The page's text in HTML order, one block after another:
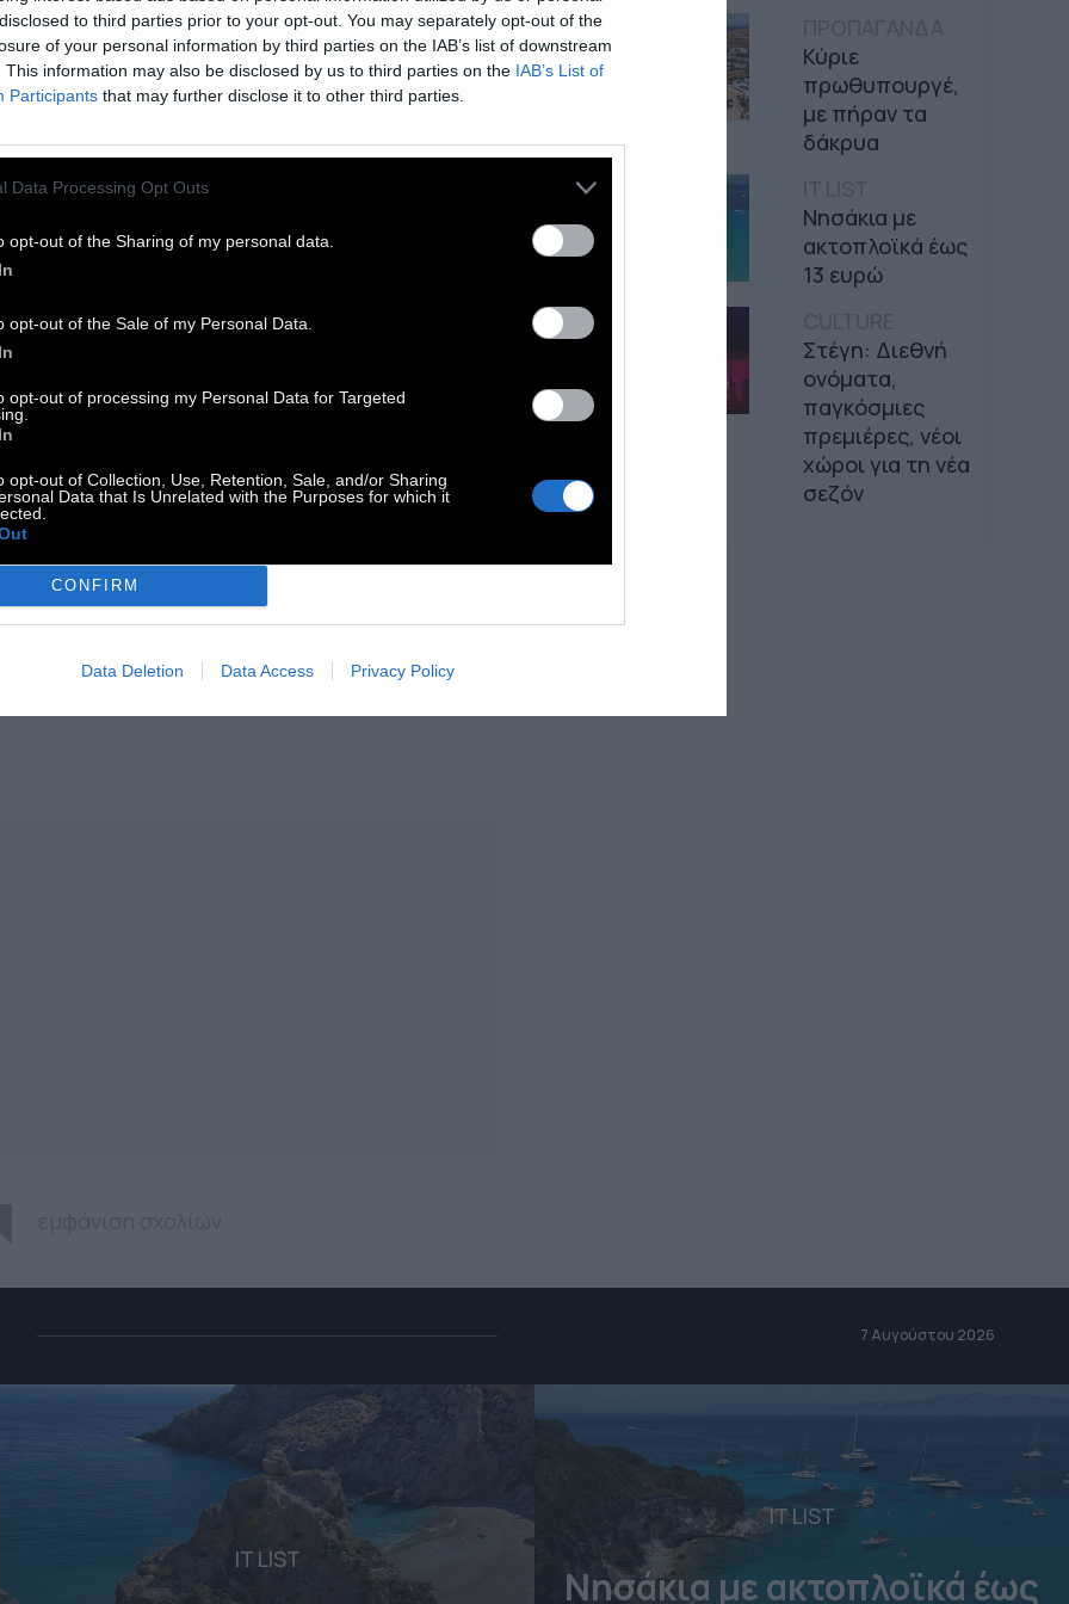
to third parties prior to your opt-out. You may separately opt-out of the
of your personal information by third parties on the IAB’s list of downstream
This information may also be disclosed by us to third parties on the IAB’s List of
Participants that may further disclose it to other third parties.
Data Processing Opt Outs
opt-out of the Sharing of my personal data.
opt-out of the Sale of my Personal Data.
opt-out of processing my Personal Data for Targeted
opt-out of Collection, Use, Retention, Sale, and/or Sharing
Data that Is Unrelated with the Purposes for which it
CONFIRM
Data Deletion Data Access Privacy Policy
Κύριε
πρωθυπουργέ,
με πήραν τα
δάκρυα
Νησάκια με
ακτοπλοϊκά έως
13 ευρώ
Στέγη: Διεθνή
ονόματα,
παγκόσμιες
πρεμιέρες, νέοι
χώροι για τη νέα
σεζόν
για αρχάριους.
Sabri προτείνει να συνδυάστε αυτό το
τη βίντεο βιβλιοθήκη της). Και μην ξεχνάτε να
νερό.
επίσης:
7 Αυγούστου 2026
IT LIST
IT LIST
Νησάκια με ακτοπλοϊκά έως